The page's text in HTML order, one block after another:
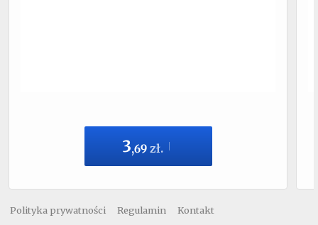
3,69 zł.
Polityka prywatności Regulamin Kontakt